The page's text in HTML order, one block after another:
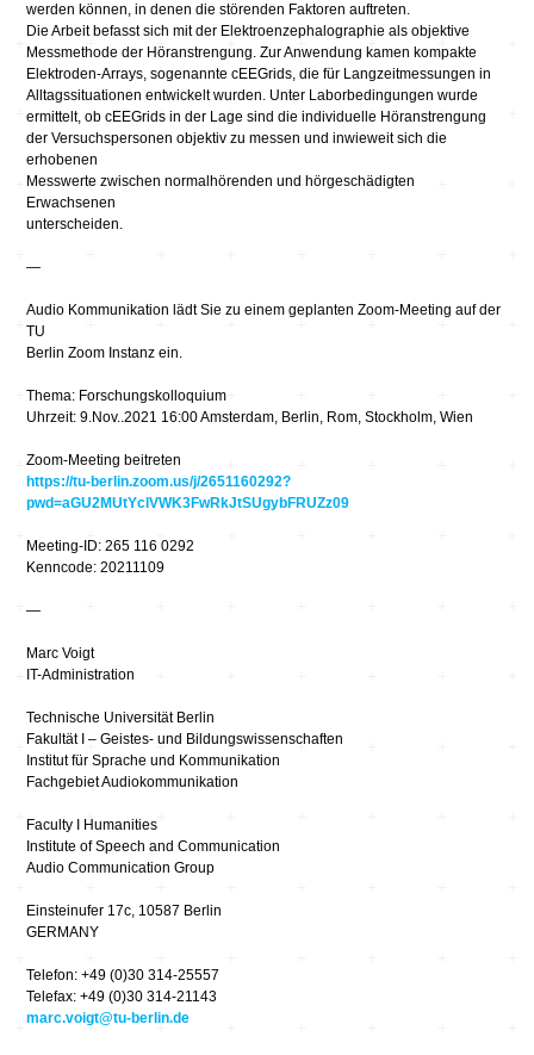
werden können, in denen die störenden Faktoren auftreten.
Die Arbeit befasst sich mit der Elektroenzephalographie als objektive
Messmethode der Höranstrengung. Zur Anwendung kamen kompakte
Elektroden-Arrays, sogenannte cEEGrids, die für Langzeitmessungen in
Alltagssituationen entwickelt wurden. Unter Laborbedingungen wurde
ermittelt, ob cEEGrids in der Lage sind die individuelle Höranstrengung
der Versuchspersonen objektiv zu messen und inwieweit sich die
erhobenen
Messwerte zwischen normalhörenden und hörgeschädigten
Erwachsenen
unterscheiden.
—
Audio Kommunikation lädt Sie zu einem geplanten Zoom-Meeting auf der
TU
Berlin Zoom Instanz ein.
Thema: Forschungskolloquium
Uhrzeit: 9.Nov..2021 16:00 Amsterdam, Berlin, Rom, Stockholm, Wien
Zoom-Meeting beitreten
https://tu-berlin.zoom.us/j/2651160292?
pwd=aGU2MUtYclVWK3FwRkJtSUgybFRUZz09
Meeting-ID: 265 116 0292
Kenncode: 20211109
—
Marc Voigt
IT-Administration
Technische Universität Berlin
Fakultät I – Geistes- und Bildungswissenschaften
Institut für Sprache und Kommunikation
Fachgebiet Audiokommunikation
Faculty I Humanities
Institute of Speech and Communication
Audio Communication Group
Einsteinufer 17c, 10587 Berlin
GERMANY
Telefon: +49 (0)30 314-25557
Telefax: +49 (0)30 314-21143
marc.voigt@tu-berlin.de